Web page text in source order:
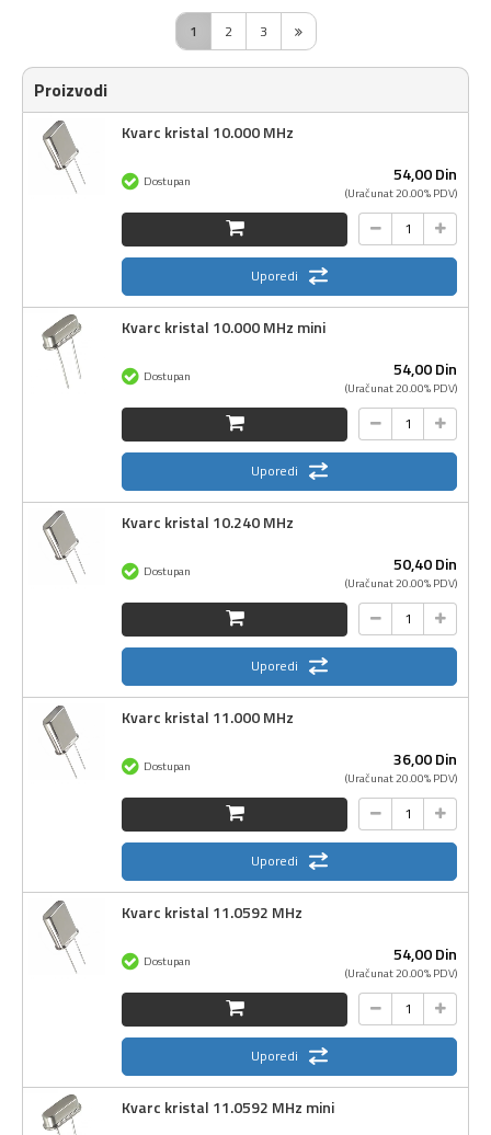
1 2 3
Proizvodi
Kvarc kristal 10.000 MHz
54,00Din
(Uračunat 20.00% PDV)
Dostupan
Uporedi
Kvarc kristal 10.000 MHz mini
54,00Din
(Uračunat 20.00% PDV)
Dostupan
Uporedi
Kvarc kristal 10.240 MHz
50,40Din
(Uračunat 20.00% PDV)
Dostupan
Uporedi
Kvarc kristal 11.000 MHz
36,00Din
(Uračunat 20.00% PDV)
Dostupan
Uporedi
Kvarc kristal 11.0592 MHz
54,00Din
(Uračunat 20.00% PDV)
Dostupan
Uporedi
Kvarc kristal 11.0592 MHz mini